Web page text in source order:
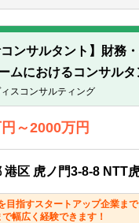
■公認会計士、USCPA
■普通自動車運転免許（
■英語スキル：不問（今
を想定してあれば歓迎）
■素直で周囲に思いやり
■専門家として常に学ぶ
■柔軟でフットワークが
■部下の教育やマネジメ
応
■相続税、贈与税等資産
■その他監査担当に付随
※使用会計ソフト：
業務紹介動画 https://
【期待すること】
■また将来的には管理職
ん引頂けることを期待
コンサルタント】財務
ムにおけるコンサル
スコンサルティング
～2000万円
港区 虎ノ門3-8-8 NTT
目指すスタートアップ企業ま
幅広く経験できます！